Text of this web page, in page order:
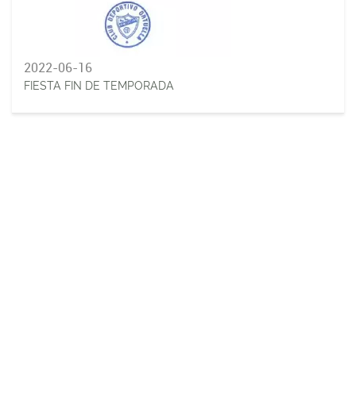
2022-06-16
FIESTA FIN DE TEMPORADA